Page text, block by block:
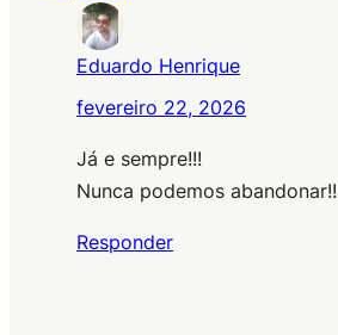
Eduardo Henrique
fevereiro 22, 2026
Já e sempre!!!
Nunca podemos abandonar!!
Responder